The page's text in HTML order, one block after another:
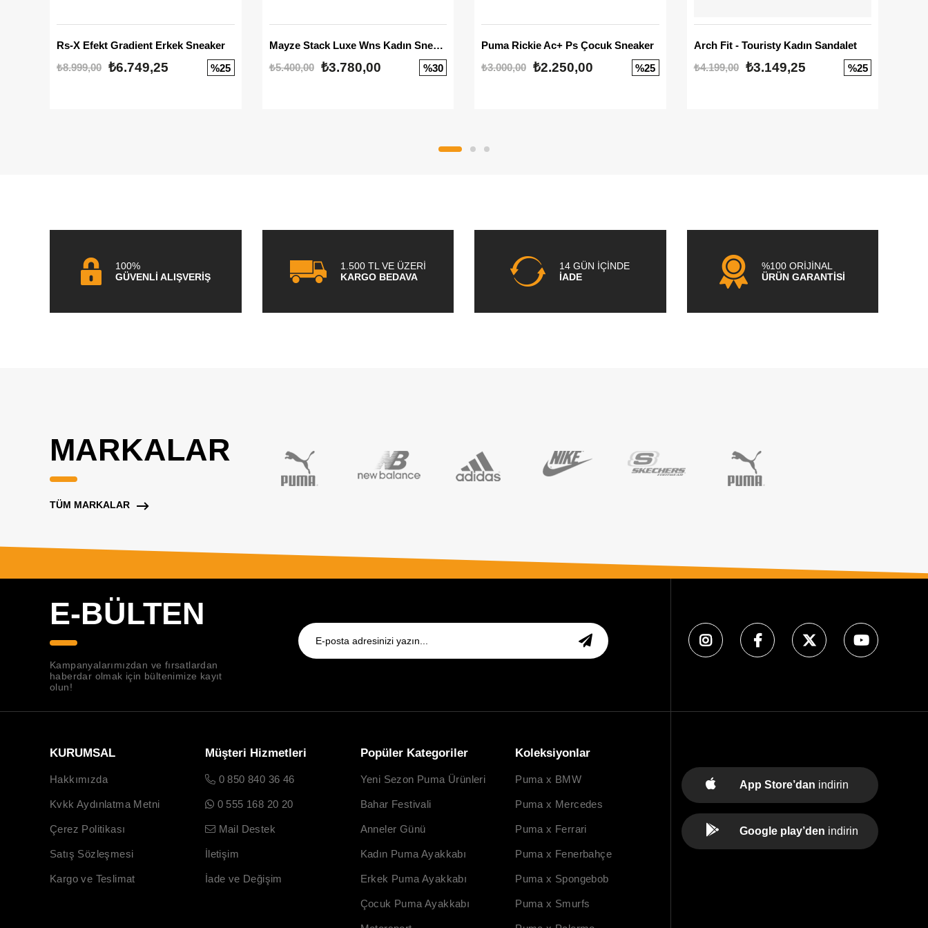
Rs-X Efekt Gradient Erkek Sneaker
₺8.999,00 ₺6.749,25 %25
Mayze Stack Luxe Wns Kadın Sneaker
₺5.400,00
₺3.780,00 %30
Puma Rickie Ac+ Ps Çocuk Sneaker
₺3.000,00 ₺2.250,00 %25
Arch Fit - Touristy Kadın Sandalet
₺4.199,00
₺3.149,25 %25
100%
GÜVENLİ ALIŞVERİŞ
1.500 TL VE ÜZERİ
KARGO BEDAVA
14 GÜN İÇİNDE
İADE
%100 ORİJİNAL
ÜRÜN GARANTİSİ
MARKALAR
TÜM MARKALAR
E-BÜLTEN
Kampanyalarımızdan ve fırsatlardan
haberdar olmak için bültenimize kayıt
olun!
KURUMSAL
Hakkımızda
Kvkk Aydınlatma Metni
Çerez Politikası
Satış Sözleşmesi
Kargo ve Teslimat
Müşteri Hizmetleri
0 850 840 36 46
0 555 168 20 20
Mail Destek
İletişim
İade ve Değişim
Popüler Kategoriler
Yeni Sezon Puma Ürünleri
Bahar Festivali
Anneler Günü
Kadın Puma Ayakkabı
Erkek Puma Ayakkabı
Çocuk Puma Ayakkabı
Koleksiyonlar
Puma x BMW
Puma x Mercedes
Puma x Ferrari
Puma x Fenerbahçe
Puma x Spongebob
Puma x Smurfs
App Store’dan indirin
Google play’den indirin